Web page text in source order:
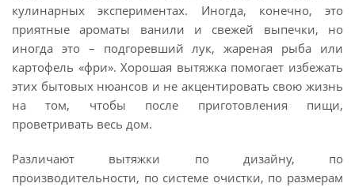
кулинарных экспериментах. Иногда, конечно, это
приятные ароматы ванили и свежей выпечки, но
иногда это – подгоревший лук, жареная рыба или
картофель «фри». Хорошая вытяжка помогает избежать
этих бытовых нюансов и не акцентировать свою жизнь
на том, чтобы после приготовления пищи,
проветривать весь дом.
Различают вытяжки по дизайну, по
производительности, по системе очистки, по размерам